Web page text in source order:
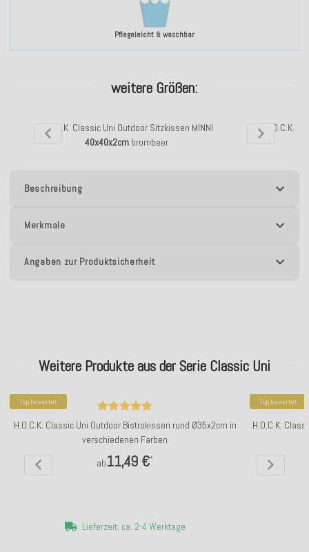
Pflegeleicht & waschbar
weitere Größen:
H.O.C.K. Classic Uni Outdoor Sitzkissen MINNI
40x40x2cm brombeer
H.O.C.K.
Beschreibung
Merkmale
Angaben zur Produktsicherheit
Weitere Produkte aus der Serie Classic Uni
Top bewertet
H.O.C.K. Classic Uni Outdoor Bistrokissen rund Ø35x2cm in
verschiedenen Farben
ab11,49 €*
Lieferzeit: ca. 2-4 Werktage
Top bewertet
H.O.C.K.